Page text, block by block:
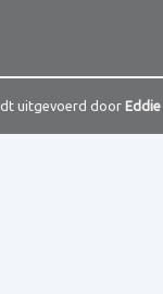
uitgevoerd door Eddie